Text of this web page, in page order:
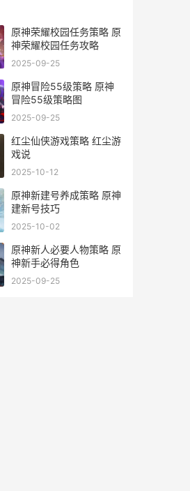
原神荣耀校园任务策略 原
神荣耀校园任务攻略
2025-09-25
原神冒险55级策略 原神
冒险55级策略图
2025-09-25
红尘仙侠游戏策略 红尘游
戏说
2025-10-12
原神新建号养成策略 原神
建新号技巧
2025-10-02
原神新人必要人物策略 原
神新手必得角色
2025-09-25